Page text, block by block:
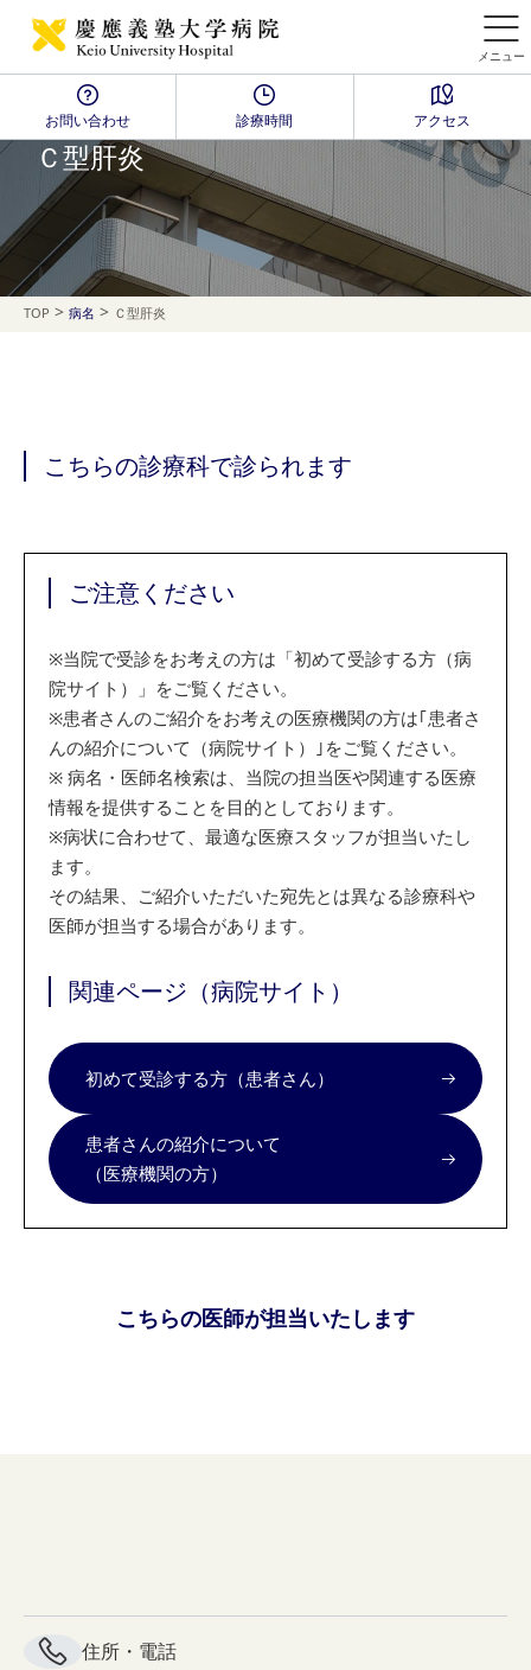
メニュー
お問い合わせ 診療時間 アクセス
Disease Name Search
Ｃ型肝炎
TOP > 病名 > Ｃ型肝炎
こちらの診療科で診られます
ご注意ください
※当院で受診をお考えの方は「初めて受診する方（病
院サイト）」をご覧ください。
※患者さんのご紹介をお考えの医療機関の方は｢患者さ
んの紹介について（病院サイト）｣をご覧ください。
※ 病名・医師名検索は、当院の担当医や関連する医療
情報を提供することを目的としております。
※病状に合わせて、最適な医療スタッフが担当いたし
ます。
その結果、ご紹介いただいた宛先とは異なる診療科や
医師が担当する場合があります。
関連ページ（病院サイト）
初めて受診する方（患者さん）
患者さんの紹介について
（医療機関の方）
こちらの医師が担当いたします
住所・電話